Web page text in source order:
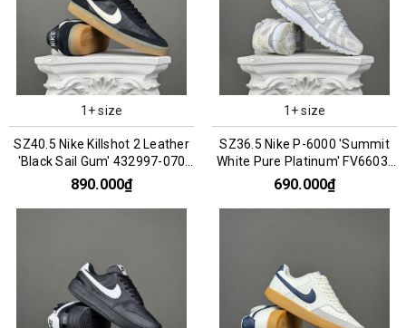
1+ size
SZ40.5 Nike Killshot 2 Leather
'Black Sail Gum' 432997-070
066717
890.000₫
1+ size
SZ36.5 Nike P-6000 'Summit
White Pure Platinum' FV6603-
101 066853
690.000₫